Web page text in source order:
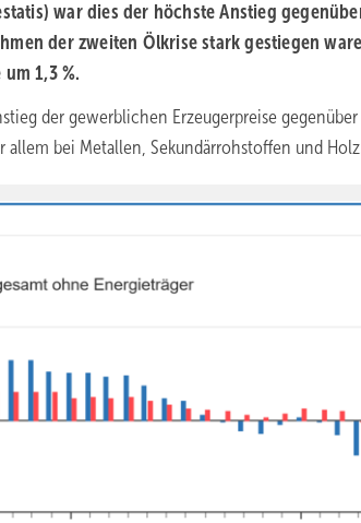
war dies der höchste Anstieg
der zweiten Ölkrise stark gestiegen
1,3 %.
der gewerblichen Erzeugerpreise
allem bei Metallen, Sekundärrohstoffen und